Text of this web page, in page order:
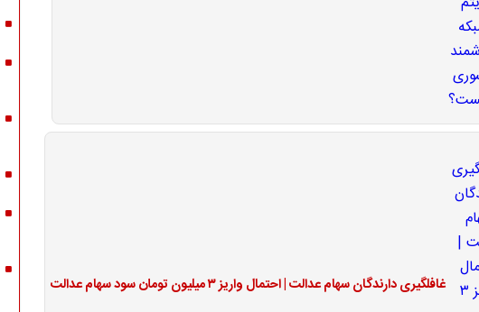
غافلگیری دارندگان سهام عدالت | احتمال واریز ۳ میلیون تومان سود سهام عدالت